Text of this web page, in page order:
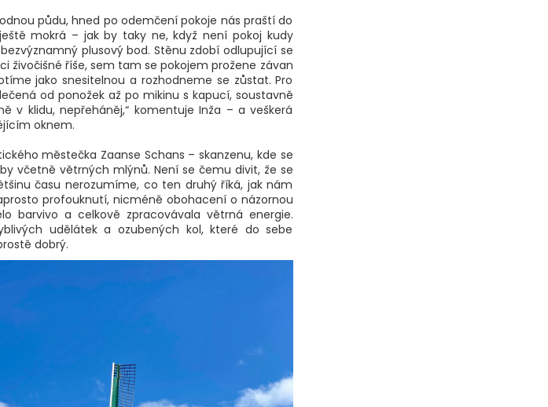
půdu, hned po odemčení pokoje nás praští do
mokrá – jak by taky ne, když není pokoj kudy
plusový bod. Stěnu zdobí odlupující se
živočišné říše, sem tam se pokojem prožene závan
jako snesitelnou a rozhodneme se zůstat. Pro
od ponožek až po mikinu s kapucí, soustavně
klidu, nepřeháněj,“ komentuje Inža – a veškerá
oknem.
městečka Zaanse Schans – skanzenu, kde se
včetně větrných mlýnů. Není se čemu divit, že se
času nerozumíme, co ten druhý říká, jak nám
profouknutí, nicméně obohacení o názornou
barvivo a celkově zpracovávala větrná energie.
udělátek a ozubených kol, které do sebe
dobrý.